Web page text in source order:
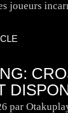
joueurs
par